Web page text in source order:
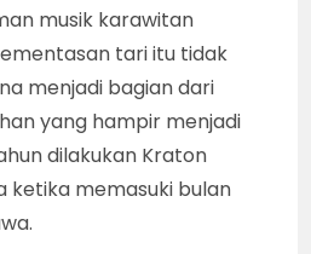
musik karawitan
tari itu tidak
menjadi bagian dari
yang hampir menjadi
dilakukan Kraton
ketika memasuki bulan